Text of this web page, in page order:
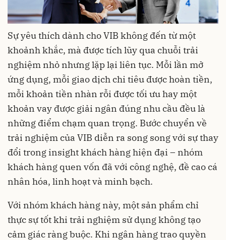
Sự yêu thích dành cho VIB không đến từ một
khoảnh khắc, mà được tích lũy qua chuỗi trải
nghiệm nhỏ nhưng lặp lại liên tục. Mỗi lần mở
ứng dụng, mỗi giao dịch chi tiêu được hoàn tiền,
mỗi khoản tiền nhàn rỗi được tối ưu hay một
khoản vay được giải ngân đúng nhu cầu đều là
những điểm chạm quan trọng. Bước chuyển về
trải nghiệm của VIB diễn ra song song với sự thay
đổi trong insight khách hàng hiện đại – nhóm
khách hàng quen vốn đã với công nghệ, đề cao cá
nhân hóa, linh hoạt và minh bạch.
Với nhóm khách hàng này, một sản phẩm chỉ
thực sự tốt khi trải nghiệm sử dụng không tạo
cảm giác ràng buộc. Khi ngân hàng trao quyền